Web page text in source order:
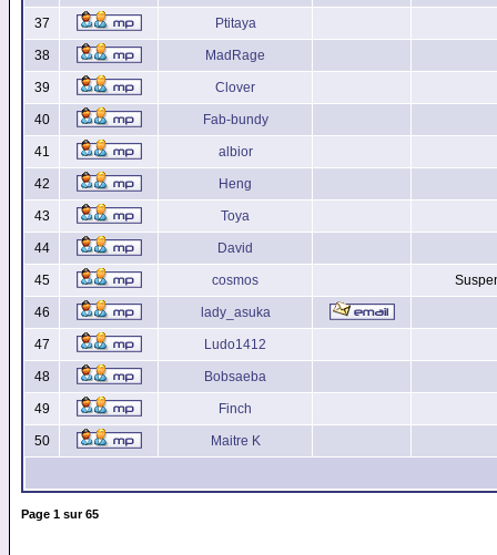
37 Ptitaya
38 MadRage
39 Clover
40 Fab-bundy
41 albior
42 Heng
43 Toya
44 David
45 cosmos
46 lady_asuka
47 Ludo1412
48 Bobsaeba
49 Finch
50 Maitre K
Page 1 sur65